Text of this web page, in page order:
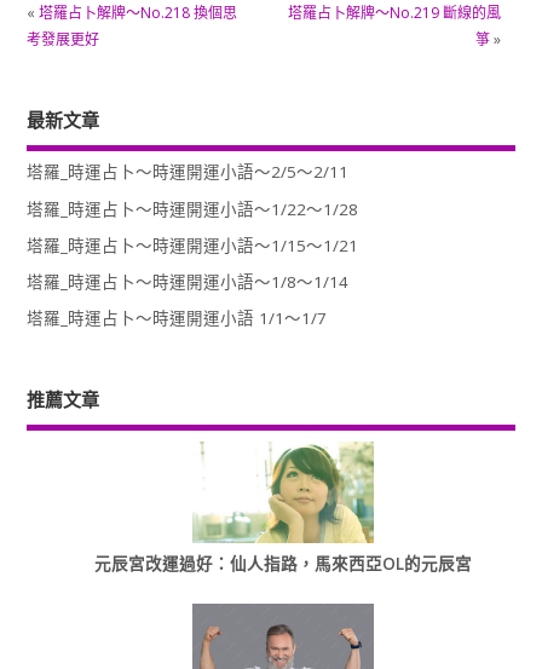
« 塔羅占卜解牌～No.218 換個思
考發展更好
塔羅占卜解牌～No.219 斷線的風
箏»
最新文章
塔羅_時運占卜～時運開運小語～2/5～2/11
塔羅_時運占卜～時運開運小語～1/22～1/28
塔羅_時運占卜～時運開運小語～1/15～1/21
塔羅_時運占卜～時運開運小語～1/8～1/14
塔羅_時運占卜～時運開運小語 1/1～1/7
推薦文章
元辰宮改運過好：仙人指路，馬來西亞OL的元辰宮